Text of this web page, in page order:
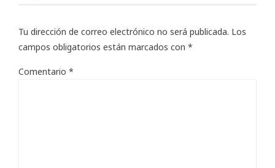
Tu dirección de correo electrónico no será publicada. Los
campos obligatorios están marcados con *
Comentario *